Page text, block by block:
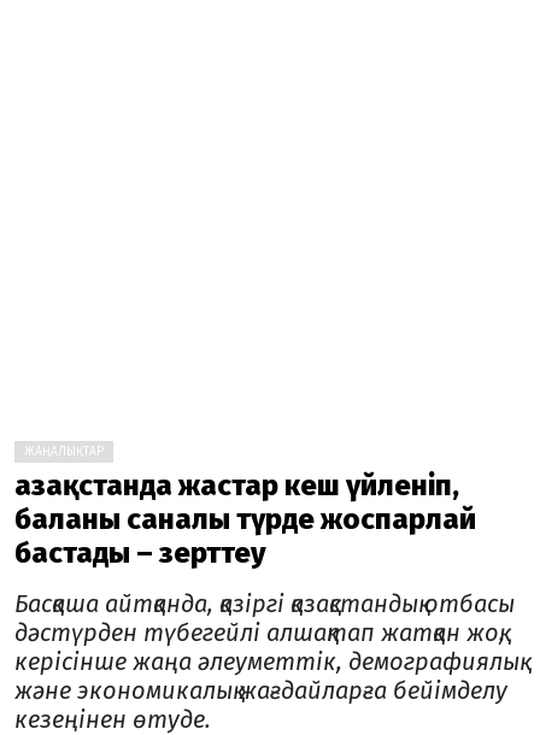
ЖАҢАЛЫҚТАР
Қазақстанда жастар кеш үйленіп,
баланы саналы түрде жоспарлай
бастады – зерттеу
Басқаша айтқанда, қазіргі қазақстандық отбасы
дәстүрден түбегейлі алшақтап жатқан жоқ,
керісінше жаңа әлеуметтік, демографиялық
және экономикалық жағдайларға бейімделу
кезеңінен өтуде.